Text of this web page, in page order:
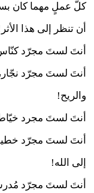
كلّ عملٍ مهما كان
أن تنظر إلى هذا
أنتَ لستَ مجرّد
أنتَ لستَ مجرّد
والريح!
أنتَ لستَ مجرد
أنتَ لستَ مجرّد
إلى الله!
أنتَ لستَ مجرّد